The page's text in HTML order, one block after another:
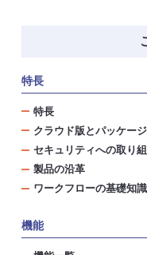
特長
特長
クラウド版とパッケー
セキュリティへの取り
製品の沿革
ワークフローの基礎知識
機能